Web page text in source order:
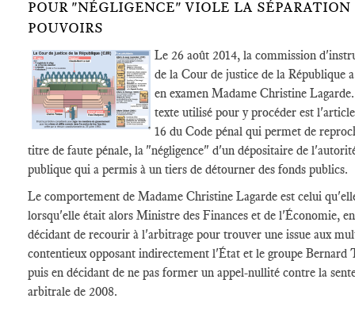
POUR "NÉGLIGENCE" VIOLE LA SÉPARATION
POUVOIRS
Le 26 août 2014, la commission
de la Cour de justice de la République
en examen Madame Christine
texte utilisé pour y procéder est
16 du Code pénal qui permet de
titre de faute pénale, la "négligence" d'un dépositaire de
publique qui a permis à un tiers de détourner des fonds publics.
Le comportement de Madame Christine Lagarde est celui
lorsqu'elle était alors Ministre des Finances et de l'Économie, en
décidant de recourir à l'arbitrage pour trouver une issue aux
contentieux opposant indirectement l'État et le groupe Bernard
puis en décidant de ne pas former un appel-nullité contre la
arbitrale de 2008.